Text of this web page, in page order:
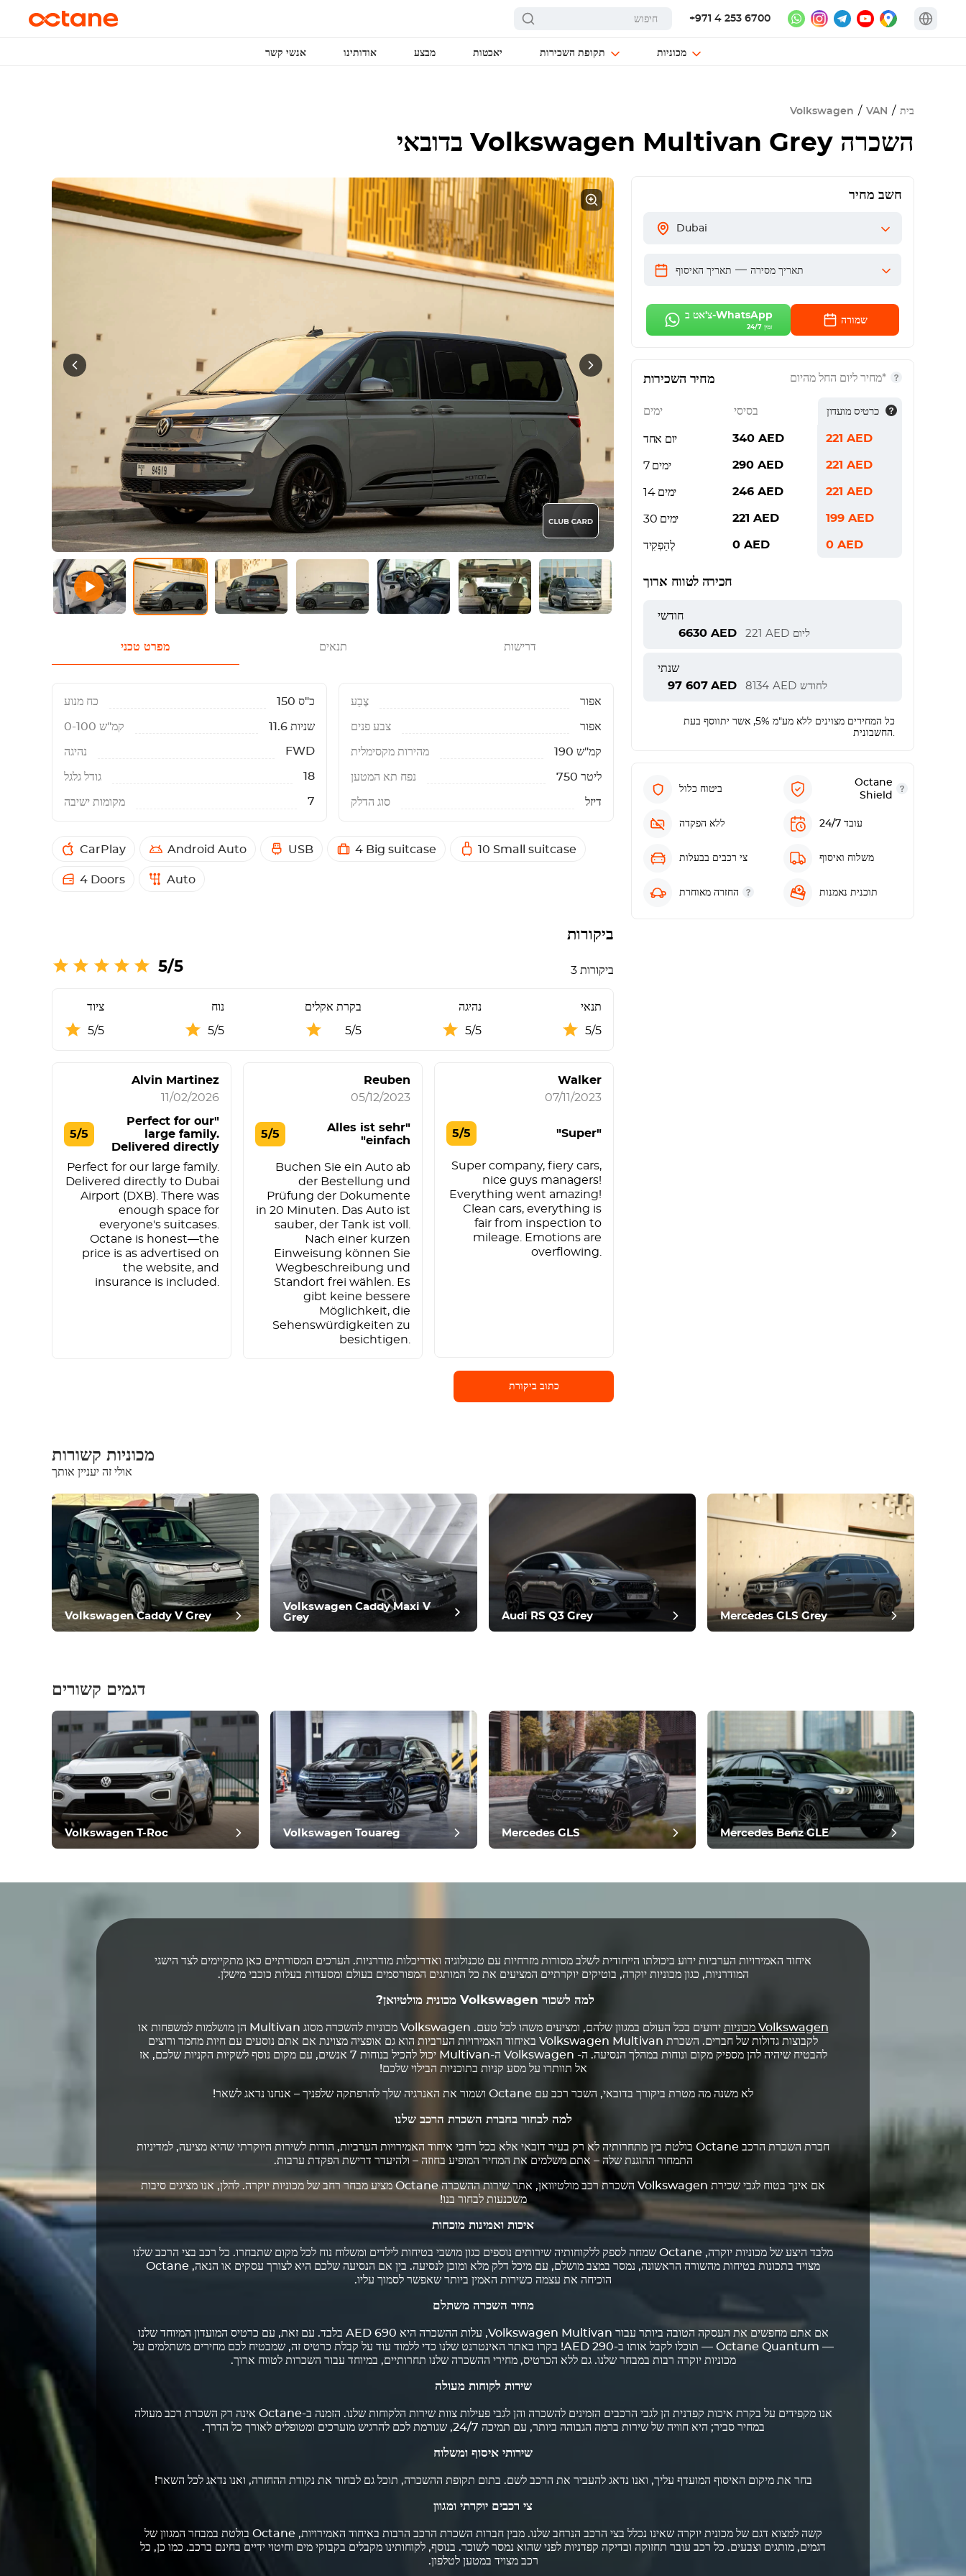
+971 4 253 6700
מכוניות תקופת השכירות יאכטות מבצע אודותינו אנשי קשר
בית VAN
Volkswagen
השכרה Volkswagen Multivan Grey בדובאי
חשב מחיר
Dubai
תאריך האיסוף — תאריך מסירה
צ'אט ב-WhatsApp
זמין 24/7
שמורה
מחיר השכירות *מחיר ליום החל מהיום
ימים בסיסי כרטיס מועדון
יום אחד 340 AED 221 AED
7 ימים 290 AED 221 AED
14 ימים 246 AED 221 AED
30 ימים 221 AED 199 AED
לְהַפְקִיד 0 AED 0 AED
חכירה לטווח ארוך
חודשי
6630 AED 221 AED ליום
שנתי
97 607 AED 8134 AED לחודש
כל המחירים מצוינים ללא מע"מ 5%, אשר יתווסף בעת
החשבונית.
ביטוח כלול
Octane
Shield
ללא הפקדה עובד 24/7
צי רכבים בבעלות משלוח ואיסוף
החזרה מאוחרת תוכנית נאמנות
מפרט טכני תנאים דרישות
כח מנוע 150 כ"ס
0-100 קמ"ש 11.6 שניות
נהיגה FWD
גודל גלגל 18
מקומות ישיבה 7
צֶבַע אפור
צבע פנים אפור
מהירות מקסימלית 190 קמ"ש
נפח תא המטען 750 ליטר
סוג הדלק דיזל
CarPlay Android Auto USB 4 Big suitcase 10 Small suitcase
4 Doors Auto
ביקורות
5/5 3 ביקורות
ציוד
5/5
נוח
5/5
בקרת אקלים
5/5
נהיגה
5/5
תנאי
5/5
Alvin Martinez
11/02/2026
5/5
"Perfect for our
large family.
Delivered directly
Perfect for our large family.
Delivered directly to Dubai
Airport (DXB). There was
enough space for
everyone's suitcases.
Octane is honest—the
price is as advertised on
the website, and
insurance is included.
Reuben
05/12/2023
5/5
"Alles ist sehr
einfach"
Buchen Sie ein Auto ab
der Bestellung und
Prüfung der Dokumente
in 20 Minuten. Das Auto ist
sauber, der Tank ist voll.
Nach einer kurzen
Einweisung können Sie
Wegbeschreibung und
Standort frei wählen. Es
gibt keine bessere
Möglichkeit, die
Sehenswürdigkeiten zu
besichtigen.
Walker
07/11/2023
5/5 "Super"
Super company, fiery cars,
nice guys managers!
Everything went amazing!
Clean cars, everything is
fair from inspection to
mileage. Emotions are
overflowing.
כתוב ביקורת
כתוב ביקורת
ציוד
נוח
בקרת אקלים
נהיגה
תנאי
ביקורת פוסט
מכוניות קשורות
אולי זה יעניין אותך
Volkswagen Caddy V Grey
Volkswagen Caddy Maxi V
Grey
Audi RS Q3 Grey Mercedes GLS Grey
דגמים קשורים
Volkswagen T-Roc Volkswagen Touareg Mercedes GLS Mercedes Benz GLE
איחוד האמירויות הערביות ידוע ביכולתו הייחודית לשלב מסורות מזרחיות עם טכנולוגיה ואדריכלות מודרניות. הערכים המסורתיים כאן מתקיימים לצד הישגי
המודרניות, כגון מכוניות יוקרה, בוטיקים יוקרתיים המציעים את כל המותגים המפורסמים בעולם ומסעדות בעלות כוכבי מישלן.
למה לשכור Volkswagen מכונית מולטיואן?
Volkswagen מכוניות ידועים בכל העולם במגוון שלהם, ומציעים משהו לכל טעם. Volkswagen
מכוניות להשכרה מסוג Multivan הן מושלמות למשפחות או
לקבוצות גדולות של חברים. השכרת
Volkswagen Multivan באיחוד האמירויות הערביות הוא גם אופציה מצוינת אם אתם נוסעים עם חיות מחמד ורוצים
להבטיח שיהיה להן מספיק מקום ונוחות במהלך הנסיעה. ה- Volkswagen
ה-Multivan יכול להכיל בנוחות 7 אנשים, עם מקום נוסף לשקיות הקניות שלכם, אז
אל תוותרו על מסע קניות בתוכניות הבילוי שלכם!
לא משנה מה מטרת ביקורך בדובאי, השכר רכב עם Octane ושמור את האנרגיה שלך להרפתקה שלפניך – אנחנו נדאג לשאר!
למה לבחור בחברת השכרת הרכב שלנו
חברת השכרת הרכב Octane בולטת בין מתחרותיה לא רק בעיר דובאי אלא בכל רחבי איחוד האמירויות הערביות, הודות לשירות היוקרתי שהיא מציעה, למדיניות
התמחור ההוגנת שלה – אתם משלמים את המחיר המופיע בחוזה – ולהיעדר דרישת הפקדת ערבות.
אם אינך בטוח לגבי שכירת Volkswagen
השכרת רכב מולטיוואן, אתר שירות ההשכרה Octane מציע מבחר רחב של מכוניות יוקרה. להלן, אנו מציגים סיבות
משכנעות לבחור בנו!
איכות ואמינות מוכחות
מלבד היצע של מכוניות יוקרה, Octane שמחה לספק ללקוחותיה שירותים נוספים כגון מושבי בטיחות לילדים ומשלוח נוח לכל מקום שתבחרו. כל רכב בצי הרכב שלנו
מצויד בתכונות בטיחות מהשורה הראשונה, נמסר במצב מושלם, עם מיכל דלק מלא ומוכן לנסיעה. בין אם הנסיעה שלכם היא לצורך עסקים או הנאה, Octane
הוכיחה את עצמה כשירות האמין ביותר שאפשר לסמוך עליו.
מחיר השכרה משתלם
אם אתם מחפשים את העסקה הטובה ביותר עבור Volkswagen
Multivan, עלות ההשכרה היא 690 AED בלבד. עם זאת, עם כרטיס המועדון המיוחד שלנו
— Octane Quantum — תוכלו לקבל אותו ב-290 AED! בקרו באתר האינטרנט שלנו כדי ללמוד עוד על קבלת כרטיס זה, שמבטיח לכם מחירים משתלמים על
מכוניות יוקרה רבות במבחר שלנו. גם ללא הכרטיס, מחירי ההשכרה שלנו תחרותיים, במיוחד עבור השכרות לטווח ארוך.
שירות לקוחות מעולה
אנו מקפידים על בקרת איכות קפדנית הן לגבי הרכבים הזמינים להשכרה והן לגבי פעילות צוות שירות הלקוחות שלנו. הזמנה ב-Octane אינה רק השכרת רכב מעולה
במחיר סביר; היא חוויה של שירות ברמה הגבוהה ביותר, עם תמיכה 24/7, שגורמת לכם להרגיש מוערכים ומטופלים לאורך כל הדרך.
שירותי איסוף ומשלוח
בחר את מיקום האיסוף המועדף עליך, ואנו נדאג להעביר את הרכב לשם. בתום תקופת ההשכרה, תוכל גם לבחור את נקודת ההחזרה, ואנו נדאג לכל השאר!
צי רכבים יוקרתי ומגוון
קשה למצוא דגם של מכונית יוקרה שאינו נכלל בצי הרכב הנרחב שלנו. מבין חברות השכרת הרכב הרבות באיחוד האמירויות, Octane בולטת במבחר המגוון של
דגמים, מותגים וצבעים. כל רכב עובר תחזוקה ובדיקה קפדניות לפני שהוא נמסר לשוכר. בנוסף, לקוחותינו מקבלים בקבוקי מים וחיטוי ידיים בחינם ברכב. כמו כן, כל
רכב מצויד במטען לטלפון.